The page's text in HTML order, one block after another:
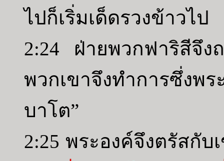
ไปก็เริ่มเด็ดรวงข้าวไป
2:24 ฝ่ายพวกฟาริสีจึง
พวกเขาจึงทำการซึ่งพ
บาโต”
2:25 พระองค์จึงตรัสกับ